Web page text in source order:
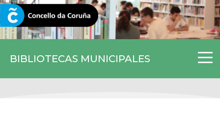
BIBLIOTECAS MUNICIPALES
CORUNA.GAL